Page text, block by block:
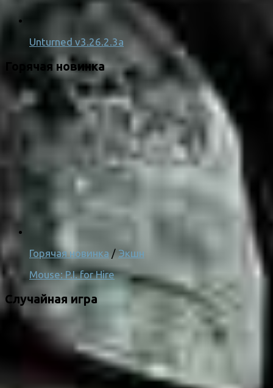
Unturned v3.26.2.3a
Горячая новинка
Горячая новинка / Экшн
Mouse: P.I. for Hire
Случайная игра